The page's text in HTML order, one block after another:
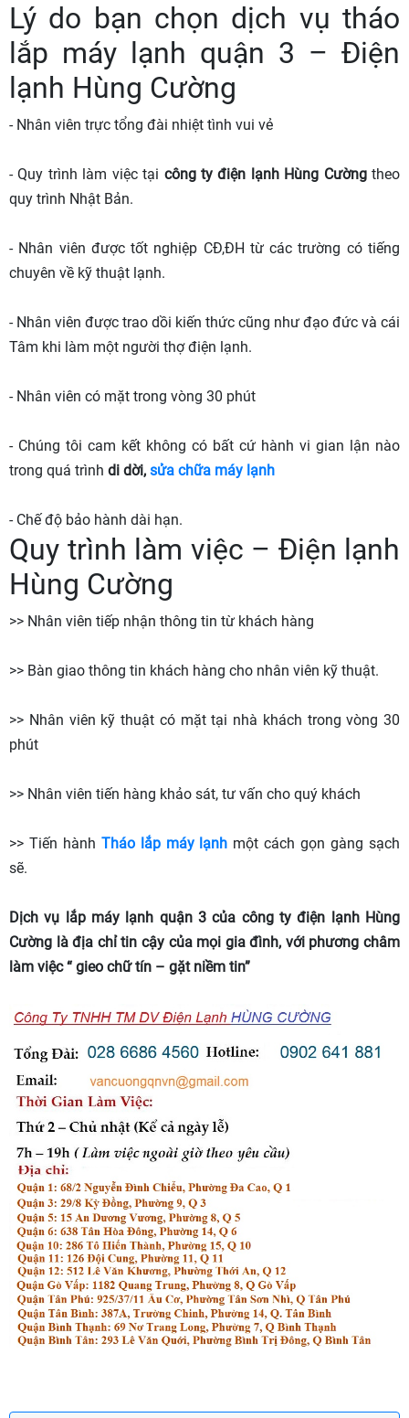
Lý do bạn chọn dịch vụ tháo
lắp máy lạnh quận 3 – Điện
lạnh Hùng Cường
- Nhân viên trực tổng đài nhiệt tình vui vẻ
- Quy trình làm việc tại công ty điện lạnh Hùng Cườngtheo
quy trình Nhật Bản.
- Nhân viên được tốt nghiệp CĐ,ĐH từ các trường có tiếng
chuyên về kỹ thuật lạnh.
- Nhân viên được trao dồi kiến thức cũng như đạo đức và cái
Tâm khi làm một người thợ điện lạnh.
- Nhân viên có mặt trong vòng 30 phút
- Chúng tôi cam kết không có bất cứ hành vi gian lận nào
trong quá trình di dời, sửa chữa máy lạnh
- Chế độ bảo hành dài hạn.
Quy trình làm việc – Điện lạnh
Hùng Cường
>> Nhân viên tiếp nhận thông tin từ khách hàng
>> Bàn giao thông tin khách hàng cho nhân viên kỹ thuật.
>> Nhân viên kỹ thuật có mặt tại nhà khách trong vòng 30
phút
>> Nhân viên tiến hàng khảo sát, tư vấn cho quý khách
>> Tiến hành Tháo lắp máy lạnh một cách gọn gàng sạch
sẽ.
Dịch vụ lắp máy lạnh quận 3 của công ty điện lạnh Hùng
Cường là địa chỉ tin cậy của mọi gia đình, với phương châm
làm việc “ gieo chữ tín – gặt niềm tin”